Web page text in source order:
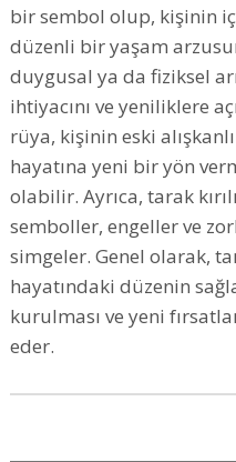
bir sembol olup, kişinin
düzenli bir yaşam
duygusal ya da fiziksel
ihtiyacını ve yeniliklere
rüya, kişinin eski
hayatına yeni bir yön
olabilir. Ayrıca, tarak
semboller, engeller ve
simgeler. Genel olarak,
hayatındaki düzenin
kurulması ve yeni
eder.